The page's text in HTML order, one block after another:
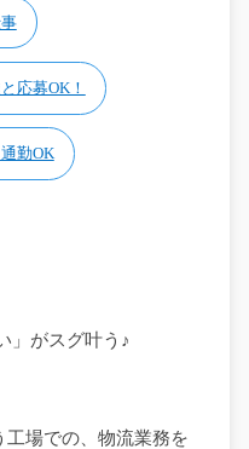
応募OK！
勤OK
」がスグ叶う♪
場での、物流業務を